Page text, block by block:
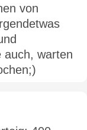
von
auch, warten